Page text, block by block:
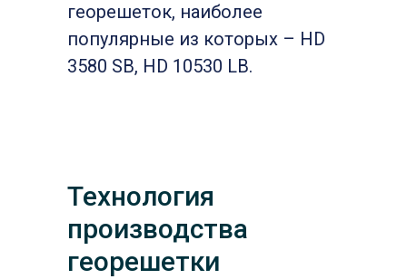
георешеток, наиболее
популярные из которых – HD
3580 SB, HD 10530 LB.
Технология
производства
георешетки